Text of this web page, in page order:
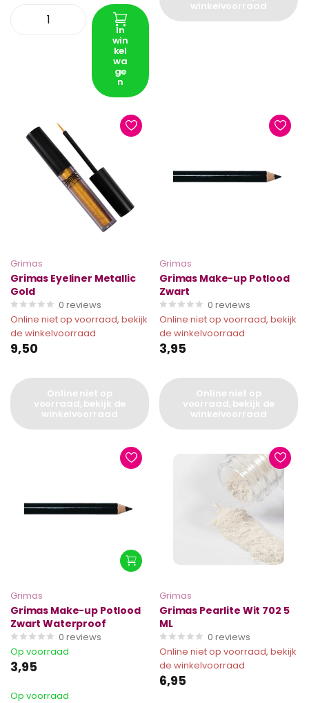
In
win
kel
wa
ge
n
winkelvoorraad
Grimas
Grimas Eyeliner Metallic
Gold
0 reviews
Online niet op voorraad, bekijk
de winkelvoorraad
9,50
Online niet op
voorraad, bekijk de
winkelvoorraad
Grimas
Grimas Make-up Potlood
Zwart
0 reviews
Online niet op voorraad, bekijk
de winkelvoorraad
3,95
Online niet op
voorraad, bekijk de
winkelvoorraad
Grimas
Grimas Make-up Potlood
Zwart Waterproof
0 reviews
Op voorraad
3,95
Op voorraad
Grimas
Grimas Pearlite Wit 702 5
ML
0 reviews
Online niet op voorraad, bekijk
de winkelvoorraad
6,95